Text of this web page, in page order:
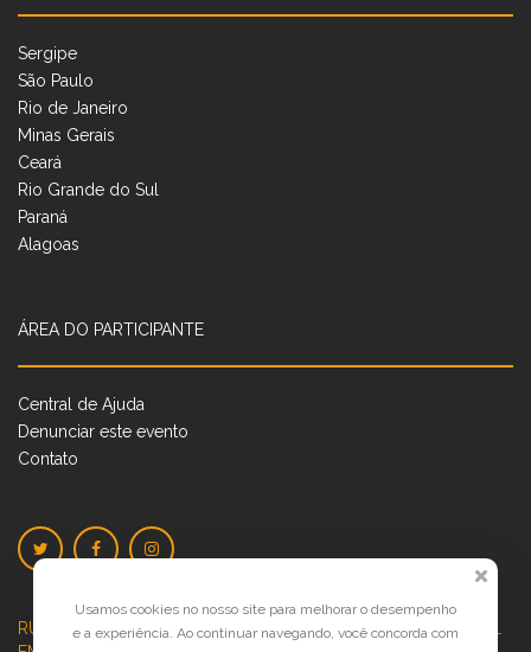
Sergipe
São Paulo
Rio de Janeiro
Minas Gerais
Ceará
Rio Grande do Sul
Paraná
Alagoas
ÁREA DO PARTICIPANTE
Central de Ajuda
Denunciar este evento
Contato
RUA JOSÉ PONTES DE MAGALHÃES, 70JATIÚCA, MACEIÓ - AL
Usamos cookies no nosso site para melhorar o desempenho
e a experiência. Ao continuar navegando, você concorda com